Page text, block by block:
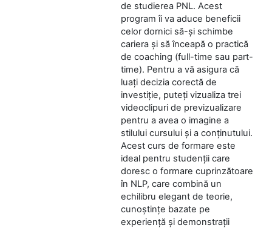
de studierea PNL. Acest
program îi va aduce beneficii
celor dornici să-și schimbe
cariera și să înceapă o practică
de coaching (full-time sau part-
time). Pentru a vă asigura că
luați decizia corectă de
investiție, puteți vizualiza trei
videoclipuri de previzualizare
pentru a avea o imagine a
stilului cursului și a conținutului.
Acest curs de formare este
ideal pentru studenții care
doresc o formare cuprinzătoare
în NLP, care combină un
echilibru elegant de teorie,
cunoștințe bazate pe
experiență și demonstrații